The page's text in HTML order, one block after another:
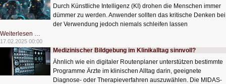
Anfassen
Durch Künstliche Intelligenz (KI) drohen die Menschen immer
dümmer zu werden. Anwender sollten das kritische Denken bei
der Verwendung jedoch niemals schleifen lassen
Weiterlesen …
von
KI
leistet
Verdummung
Vorschub
17.02.2025 00:00
Medizinischer Bildgebung im Klinikalltag sinnvoll?
Ähnlich wie ein digitaler Routenplaner unterstützen bestimmte
Programme Ärzte im klinischen Alltag darin, geeignete
Diagnose- oder Therapieverfahren auszuwählen. Die MIDAS-